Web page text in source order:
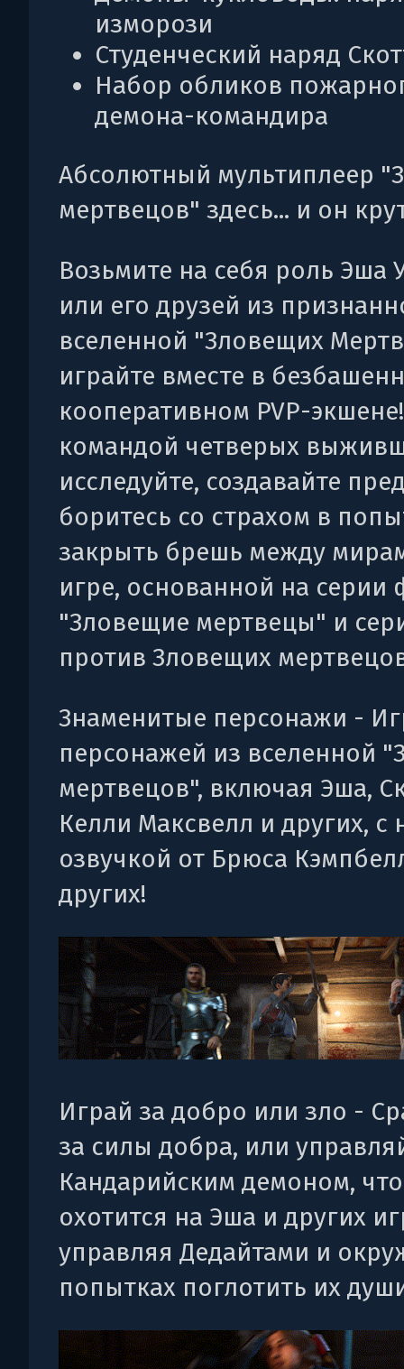
изморози
Студенческий наряд
Набор обликов
демона-командира
Абсолютный мультиплеер
мертвецов" здесь... и он
Возьмите на себя роль Эша
или его друзей из
вселенной "Зловещих
играйте вместе в
кооперативном PVP-
командой четверых
исследуйте, создавайте
боритесь со страхом в
закрыть брешь между
игре, основанной на серии
"Зловещие мертвецы" и
против Зловещих
Знаменитые персонажи -
персонажей из вселенной
мертвецов", включая Эша,
Келли Максвелл и других, с
озвучкой от Брюса
других!
Играй за добро или зло -
за силы добра, или
Кандарийским демоном,
охотится на Эша и других
управляя Дедайтами и
попытках поглотить их